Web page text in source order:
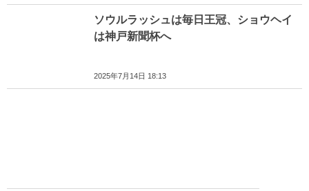
ソウルラッシュは毎日王冠、ショウヘイ
は神戸新聞杯へ
2025年7月14日 18:13